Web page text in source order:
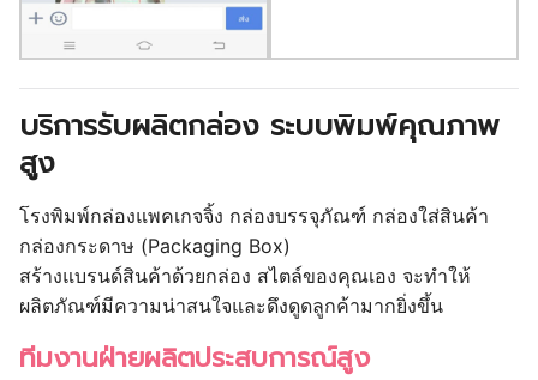
บริการรับผลิตกล่อง ระบบพิมพ์คุณภาพ
สูง
โรงพิมพ์กล่องแพคเกจจิ้ง กล่องบรรจุภัณฑ์ กล่องใส่สินค้า
กล่องกระดาษ (Packaging Box)
สร้างแบรนด์สินค้าด้วยกล่อง สไตล์ของคุณเอง จะทำให้
ผลิตภัณฑ์มีความน่าสนใจและดึงดูดลูกค้ามากยิ่งขึ้น
ทีมงานฝ่ายผลิตประสบการณ์สูง